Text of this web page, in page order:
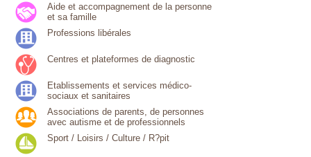
Aide et accompagnement de la personne
et sa famille
Professions libérales
Centres et plateformes de diagnostic
Etablissements et services médico-
sociaux et sanitaires
Associations de parents, de personnes
avec autisme et de professionnels
Sport / Loisirs / Culture / R?pit